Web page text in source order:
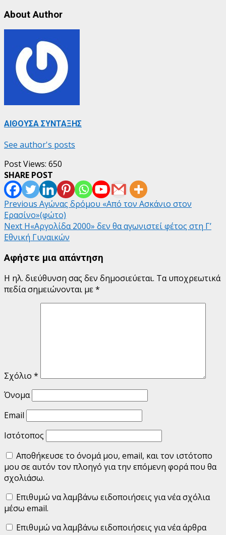
About Author
ΑΙΘΟΥΣΑ ΣΥΝΤΑΞΗΣ
See author's posts
Post Views: 650
SHARE POST
Post
navigation
Previous Αγώνας δρόμου «Από τον Ασκάνιο στον
Ερασίνο»(φώτο)
Next Η«Αργολίδα 2000» δεν θα αγωνιστεί φέτος στη Γ’
Εθνική Γυναικών
Αφήστε μια απάντηση
Η ηλ. διεύθυνση σας δεν δημοσιεύεται. Τα υποχρεωτικά
πεδία σημειώνονται με*
Σχόλιο *
Όνομα
Email
Ιστότοπος
Αποθήκευσε το όνομά μου, email, και τον ιστότοπο
μου σε αυτόν τον πλοηγό για την επόμενη φορά που θα
σχολιάσω.
Επιθυμώ να λαμβάνω ειδοποιήσεις για νέα σχόλια
μέσω email.
Επιθυμώ να λαμβάνω ειδοποιήσεις για νέα άρθρα